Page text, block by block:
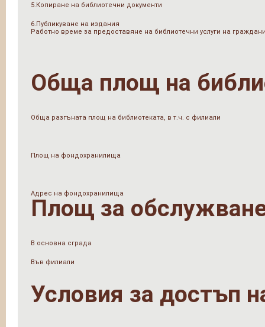
5.Копиране на библиотечни документи
6.Публикуване на издания
Работно време за предоставяне на библиотечни услуги на
Обща площ на
Обща разгъната площ на библиотеката, в т.ч. с филиали
Площ на фондохранилища
Адрес на фондохранилища
Площ за
В основна сграда
Във филиали
Условия за достъп